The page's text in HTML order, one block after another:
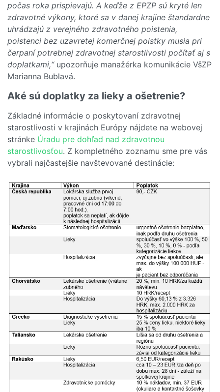
počas roka prispievajú. A keďže z EPZP sú kryté len
zdravotné výkony, ktoré sa v danej krajine štandardne
uhrádzajú z verejného zdravotného poistenia,
poistenci bez uzavretej komerčnej poistky musia pri
čerpaní potrebnej zdravotnej starostlivosti počítať aj s
doplatkami,“upozorňuje manažérka komunikácie VšZP
Marianna Bublavá.
Aké sú doplatky za lieky a ošetrenie?
Základné informácie o poskytovaní zdravotnej
starostlivosti v krajinách Európy nájdete na webovej
stránke Úradu pre dohľad nad zdravotnou
starostlivosťou. Z kompletného zoznamu sme pre vás
vybrali najčastejšie navštevované destinácie: